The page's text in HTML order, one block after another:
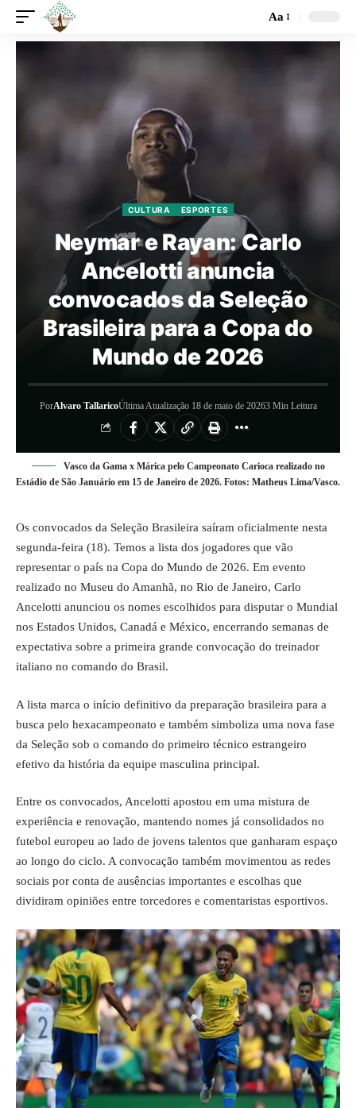
Aa
CULTURA ESPORTES
Neymar e Rayan: Carlo
Ancelotti anuncia
convocados da Seleção
Brasileira para a Copa do
Mundo de 2026
PorAlvaro TallaricoÚltima Atualização 18 de maio de 20263 Min Leitura
Vasco da Gama x Márica pelo Campeonato Carioca realizado no
Estádio de São Januário em 15 de Janeiro de 2026. Fotos: Matheus Lima/Vasco.
Os convocados da Seleção Brasileira saíram oficialmente nesta
segunda-feira (18). Temos a lista dos jogadores que vão
representar o país na Copa do Mundo de 2026. Em evento
realizado no Museu do Amanhã, no Rio de Janeiro, Carlo
Ancelotti anunciou os nomes escolhidos para disputar o Mundial
nos Estados Unidos, Canadá e México, encerrando semanas de
expectativa sobre a primeira grande convocação do treinador
italiano no comando do Brasil.
A lista marca o início definitivo da preparação brasileira para a
busca pelo hexacampeonato e também simboliza uma nova fase
da Seleção sob o comando do primeiro técnico estrangeiro
efetivo da história da equipe masculina principal.
Entre os convocados, Ancelotti apostou em uma mistura de
experiência e renovação, mantendo nomes já consolidados no
futebol europeu ao lado de jovens talentos que ganharam espaço
ao longo do ciclo. A convocação também movimentou as redes
sociais por conta de ausências importantes e escolhas que
dividiram opiniões entre torcedores e comentaristas esportivos.